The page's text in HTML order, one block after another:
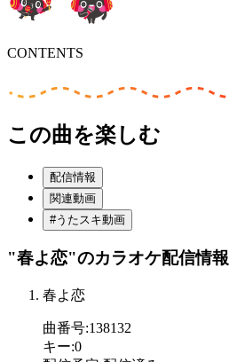
CONTENTS
この曲を楽しむ
配信情報
関連動画
#うたスキ動画
"春よ恋"のカラオケ配信情報
春よ恋
曲番号:138132
キー:0